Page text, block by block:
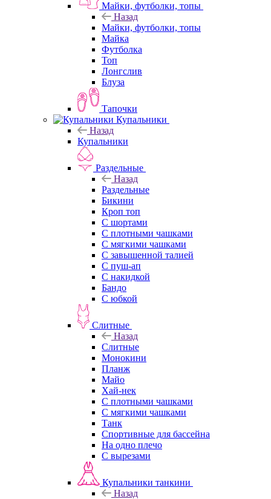
Майки, футболки, топы
Назад
Майки, футболки, топы
Майка
Футболка
Топ
Лонгслив
Блуза
Тапочки
Купальники
Назад
Купальники
Раздельные
Назад
Раздельные
Бикини
Кроп топ
С шортами
С плотными чашками
С мягкими чашками
С завышенной талией
С пуш-ап
С накидкой
Бандо
С юбкой
Слитные
Назад
Слитные
Монокини
Планж
Майо
Хай-нек
С плотными чашками
С мягкими чашками
Танк
Спортивные для бассейна
На одно плечо
С вырезами
Купальники танкини
Назад